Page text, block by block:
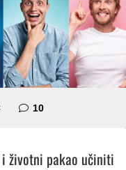
10komentara
životni pakao učiniti